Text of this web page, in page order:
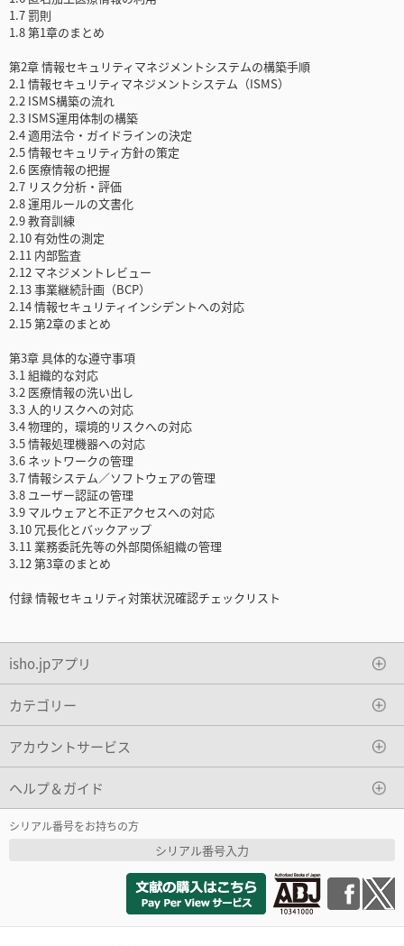
1.7 罰則
1.8 第1章のまとめ
第2章 情報セキュリティマネジメントシステムの構築手順
2.1 情報セキュリティマネジメントシステム（ISMS）
2.2 ISMS構築の流れ
2.3 ISMS運用体制の構築
2.4 適用法令・ガイドラインの決定
2.5 情報セキュリティ方針の策定
2.6 医療情報の把握
2.7 リスク分析・評価
2.8 運用ルールの文書化
2.9 教育訓練
2.10 有効性の測定
2.11 内部監査
2.12 マネジメントレビュー
2.13 事業継続計画（BCP）
2.14 情報セキュリティインシデントへの対応
2.15 第2章のまとめ
第3章 具体的な遵守事項
3.1 組織的な対応
3.2 医療情報の洗い出し
3.3 人的リスクへの対応
3.4 物理的，環境的リスクへの対応
3.5 情報処理機器への対応
3.6 ネットワークの管理
3.7 情報システム／ソフトウェアの管理
3.8 ユーザー認証の管理
3.9 マルウェアと不正アクセスへの対応
3.10 冗長化とバックアップ
3.11 業務委託先等の外部関係組織の管理
3.12 第3章のまとめ
付録 情報セキュリティ対策状況確認チェックリスト
isho.jpアプリ
カテゴリー
アカウントサービス
ヘルプ＆ガイド
シリアル番号をお持ちの方
シリアル番号入力